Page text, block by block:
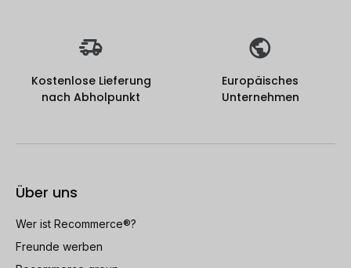
Kostenlose Lieferung
nach Abholpunkt
Europäisches
Unternehmen
Über uns
Wer ist Recommerce®?
Freunde werben